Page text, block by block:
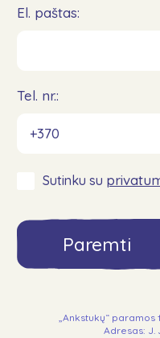
El. paštas:
Tel. nr.:
Sutinku su
Paremti
„Ankstukų“
Adresas: J.